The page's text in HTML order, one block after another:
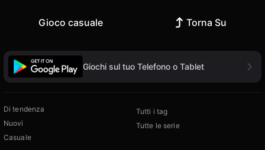
Gioco casuale Torna Su
Giochi sul tuo Telefono o Tablet
Di tendenza
Nuovi
Casuale
Tutti i tag
Tutte le serie